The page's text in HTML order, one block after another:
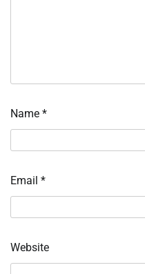
Name *
Email *
Website